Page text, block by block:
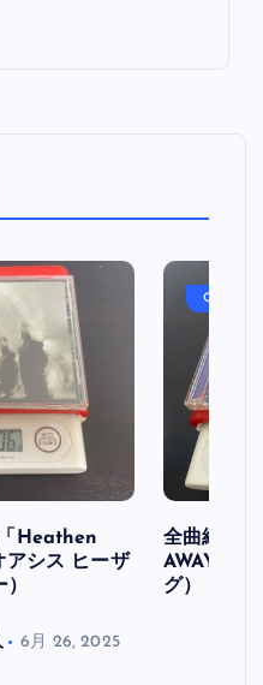
Heathen
シス ヒーザ
6月 26, 2025
OASIS
全曲紹介
AWAY」
グ）